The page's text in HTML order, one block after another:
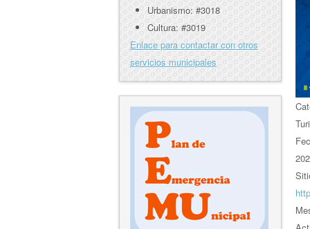
Urbanismo: #3018
Cultura: #3019
Enlace para contactar con otros
servicios municipales